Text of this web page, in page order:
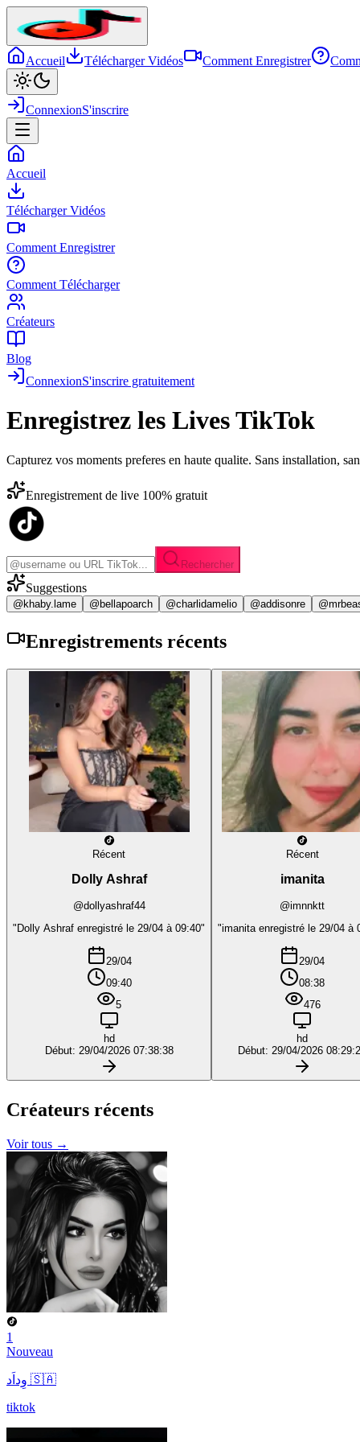
Accueil Télécharger Vidéos Comment Enregistrer
ConnexionS'inscrire
Accueil
Télécharger Vidéos
Comment Enregistrer
Comment Télécharger
Créateurs
Blog
ConnexionS'inscrire gratuitement
Enregistrez les Lives TikTok
Capturez vos moments preferes en haute qualite. Sans installation,
Enregistrement de live 100% gratuit
Rechercher
Suggestions
@khaby.lame @bellapoarch @charlidamelio @addisonre
Enregistrements récents
Récent
Dolly Ashraf
@dollyashraf44
"Dolly Ashraf enregistré le 29/04 à 09:40"
29/04
09:40
5
hd
Début: 29/04/2026 07:38:38
Récent
imanita
@imnnktt
"imanita enregistré le 29/04 à
29/04
08:38
476
hd
Début: 29/04/2026
Créateurs récents
Voir tous →
1
Nouveau
وِداَد 🇸🇦
tiktok